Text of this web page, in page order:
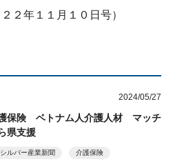
２年１１月１０日号）
2024/05/27
保険 ベトナム人介護人材 マッチ
県支援
シルバー産業新聞 介護保険